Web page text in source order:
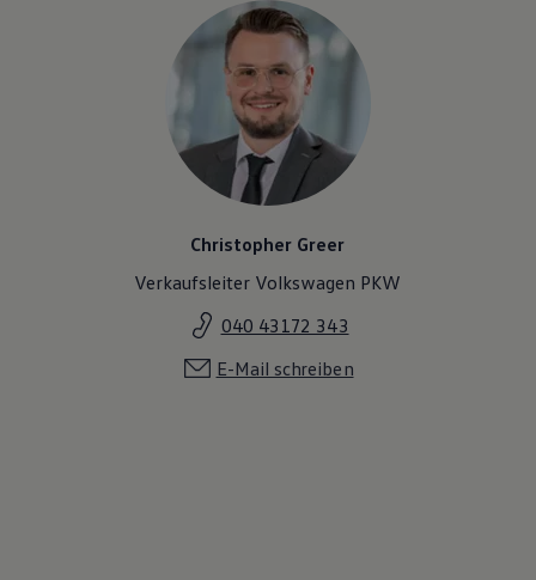
Christopher Greer
Verkaufsleiter Volkswagen PKW
040 43172 343
E-Mail schreiben